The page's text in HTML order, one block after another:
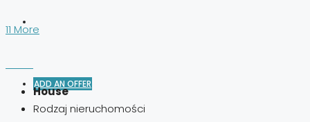
ADD AN OFFER
11 More
House
Rodzaj nieruchomości